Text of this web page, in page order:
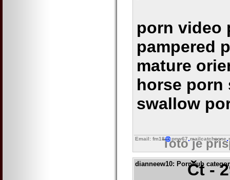
porn video
pampered
mature
horse porn
swallow
Email: fm18 pnw67 mailcatchzone
Toto je
dianneew10: Pornhub
Čt -